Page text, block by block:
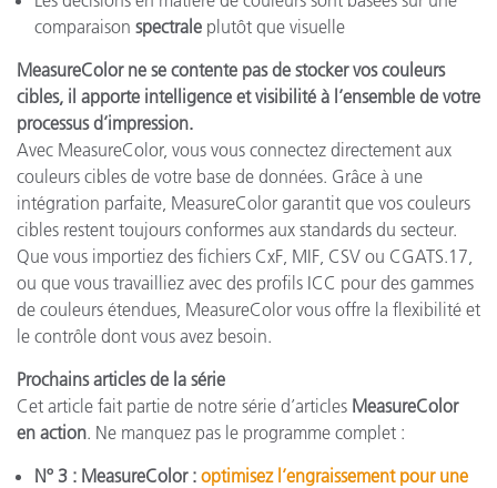
comparaison spectrale plutôt que visuelle
MeasureColor ne se contente pas de stocker vos couleurs
cibles, il apporte intelligence et visibilité à l’ensemble de votre
processus d’impression.
Avec MeasureColor, vous vous connectez directement aux
couleurs cibles de votre base de données. Grâce à une
intégration parfaite, MeasureColor garantit que vos couleurs
cibles restent toujours conformes aux standards du secteur.
Que vous importiez des fichiers CxF, MIF, CSV ou CGATS.17,
ou que vous travailliez avec des profils ICC pour des gammes
de couleurs étendues, MeasureColor vous offre la flexibilité et
le contrôle dont vous avez besoin.
Prochains articles de la série
Cet article fait partie de notre série d’articles MeasureColor
en action. Ne manquez pas le programme complet :
Nº 3 : MeasureColor : optimisez l’engraissement pour une